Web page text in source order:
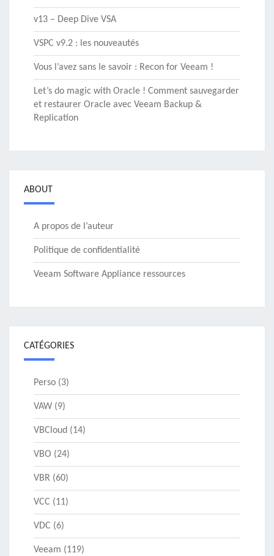
v13 – Deep Dive VSA
VSPC v9.2 : les nouveautés
Vous l’avez sans le savoir : Recon for Veeam !
Let’s do magic with Oracle ! Comment sauvegarder
et restaurer Oracle avec Veeam Backup &
Replication
ABOUT
A propos de l’auteur
Politique de confidentialité
Veeam Software Appliance ressources
CATÉGORIES
Perso (3)
VAW (9)
VBCloud (14)
VBO (24)
VBR (60)
VCC (11)
VDC (6)
Veeam (119)